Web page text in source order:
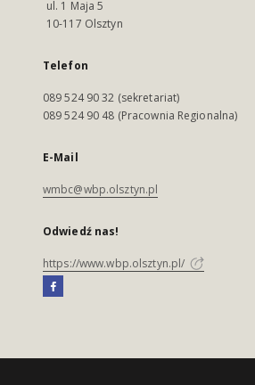
ul. 1 Maja 5
10-117 Olsztyn
Telefon
089 524 90 32 (sekretariat)
089 524 90 48 (Pracownia Regionalna)
E-Mail
wmbc@wbp.olsztyn.pl
Odwiedź nas!
https://www.wbp.olsztyn.pl/